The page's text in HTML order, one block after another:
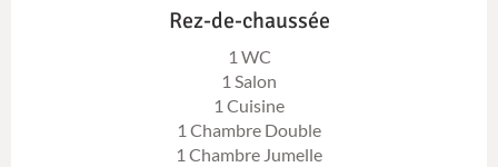
Rez-de-chaussée
1 WC
1 Salon
1 Cuisine
1 Chambre Double
1 Chambre Jumelle